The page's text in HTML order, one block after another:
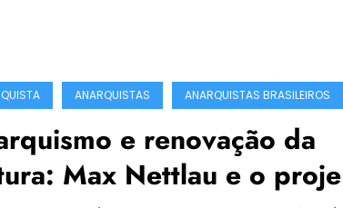
ANARQUISTAS ANARQUISTAS BRASILEIROS
e renovação da
Max Nettlau e o